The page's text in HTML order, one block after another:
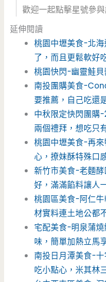
歡迎一起點擊星號參與
延伸閱讀
桃園中壢美食-北
了，而且更鬆軟好
桃園快閃-幽靈鮭
南投團購美食-
要推薦，自己吃還
中秋限定快閃團購
兩個禮拜，想吃只
桃園中壢美食-再
心，撩妹酥特殊口
新竹市美食-老麵
好，滿滿餡料讓人
桃園區美食-阿仁
材實料連土地公都
宅配美食-明泉蒲
味，簡單加熱立馬
南投日月潭美食-
吃小點心，米其林